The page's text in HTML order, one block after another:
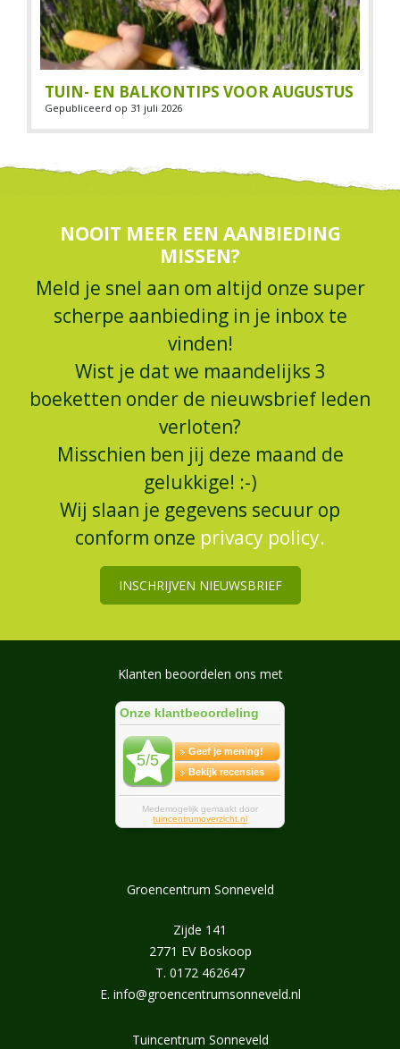
TUIN- EN BALKONTIPS VOOR AUGUSTUS
Gepubliceerd op 31 juli 2026
NOOIT MEER EEN AANBIEDING
MISSEN?
Meld je snel aan om altijd onze super
scherpe aanbieding in je inbox te
vinden!
Wist je dat we maandelijks 3
boeketten onder de nieuwsbrief leden
verloten?
Misschien ben jij deze maand de
gelukkige! :-)
Wij slaan je gegevens secuur op
conform onze privacy policy.
INSCHRIJVEN NIEUWSBRIEF
Klanten beoordelen ons met
Groencentrum Sonneveld
Zijde 141
2771 EV Boskoop
T. 0172 462647
E. info@groencentrumsonneveld.nl
Tuincentrum Sonneveld